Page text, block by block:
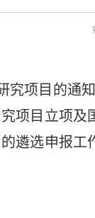
究项目的通
项目立项及
遴选申报工